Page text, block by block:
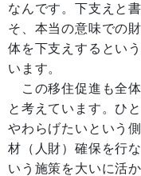
なんです。下支えと
そ、本当の意味での
体を下支えするとい
います。
この移住促進も全
と考えています。ひ
やわらげたいという
材（人財）確保を行
いう施策を大いに活